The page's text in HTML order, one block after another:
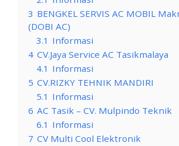
3 BENGKEL SERVIS AC MOBIL
(DOBI AC)
3.1 Informasi
4 CV.Jaya Service AC Tasikmalaya
4.1 Informasi
5 CV.RIZKY TEHNIK MANDIRI
5.1 Informasi
6 AC Tasik – CV. Mulpindo Teknik
6.1 Informasi
7 CV Multi Cool Elektronik